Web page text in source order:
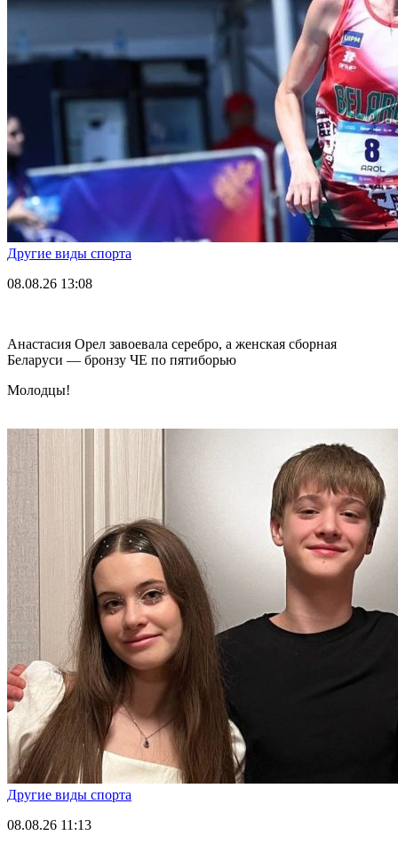
Другие виды спорта
08.08.26 13:08
Анастасия Орел завоевала серебро, а женская сборная
Беларуси — бронзу ЧЕ по пятиборью
Молодцы!
Другие виды спорта
08.08.26 11:13